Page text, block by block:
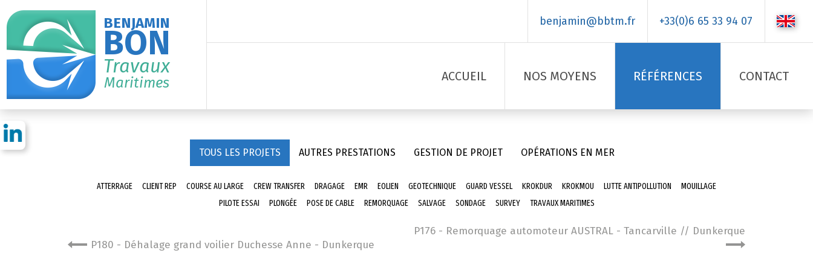
benjamin@bbtm.fr +33(0)6 65 33 94 07
BENJAMIN
BON
Travaux
Maritimes ACCUEIL NOS MOYENS RÉFÉRENCES CONTACT
TOUS LES PROJETS AUTRES PRESTATIONS GESTION DE PROJET OPÉRATIONS EN MER
ATTERRAGE CLIENT REP COURSE AU LARGE CREW TRANSFER DRAGAGE EMR EOLIEN GEOTECHNIQUE GUARD VESSEL KROKDUR KROKMOU LUTTE ANTIPOLLUTION
MOUILLAGE
PILOTE ESSAI
PLONGÉE POSE DE CABLE REMORQUAGE SALVAGE SONDAGE SURVEY TRAVAUX MARITIMES
P180 - Déhalage grand voilier Duchesse Anne - Dunkerque
P176 - Remorquage automoteur AUSTRAL - Tancarville // Dunkerque